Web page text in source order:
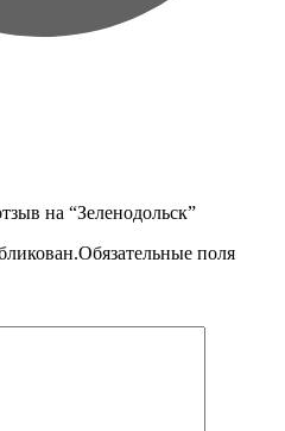
на “Зеленодольск”
Обязательные поля